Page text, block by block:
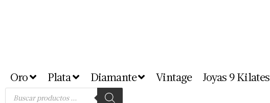
Oro Plata Diamante Vintage Joyas 9 Kilates